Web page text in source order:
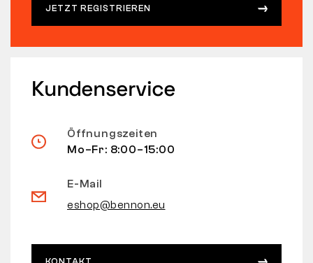
JETZT REGISTRIEREN
Kundenservice
Öffnungszeiten
Mo–Fr: 8:00–15:00
E-Mail
eshop@bennon.eu